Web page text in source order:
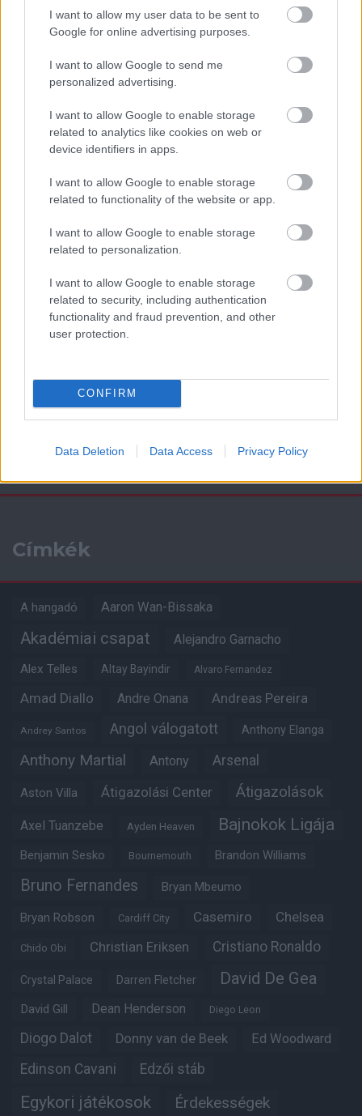
I want to allow my user data to be sent to
Google for online advertising purposes.
I want to allow Google to send me
personalized advertising.
I want to allow Google to enable storage
related to analytics like cookies on web or
device identifiers in apps.
I want to allow Google to enable storage
related to functionality of the website or app.
I want to allow Google to enable storage
related to personalization.
I want to allow Google to enable storage
related to security, including authentication
functionality and fraud prevention, and other
user protection.
CONFIRM
Data Deletion Data Access Privacy Policy
Manchester United
Felkészülési szezon 4. mérkőzés
Nya Ullevi, Göteborg
2026-08-08 17:00
Manchester United
Támogasd adományoddal
a ManUtdFanatics.hu működését!
Kapcsolódó hírek
Címkék
A hangadó Aaron Wan-Bissaka
Akadémiai csapat Alejandro Garnacho
Alex Telles Altay Bayindir Alvaro Fernandez
Amad Diallo Andre Onana Andreas Pereira
Andrey Santos Angol válogatott Anthony Elanga
Anthony Martial Antony Arsenal
Aston Villa Átigazolási Center Átigazolások
Axel Tuanzebe Ayden Heaven Bajnokok Ligája
Benjamin Sesko Bournemouth Brandon Williams
Bruno Fernandes Bryan Mbeumo
Bryan Robson Cardiff City Casemiro Chelsea
Chido Obi Christian Eriksen Cristiano Ronaldo
Crystal Palace Darren Fletcher David De Gea
David Gill Dean Henderson Diego Leon
Diogo Dalot Donny van de Beek Ed Woodward
Edinson Cavani Edzői stáb
Egykori játékosok Érdekességek